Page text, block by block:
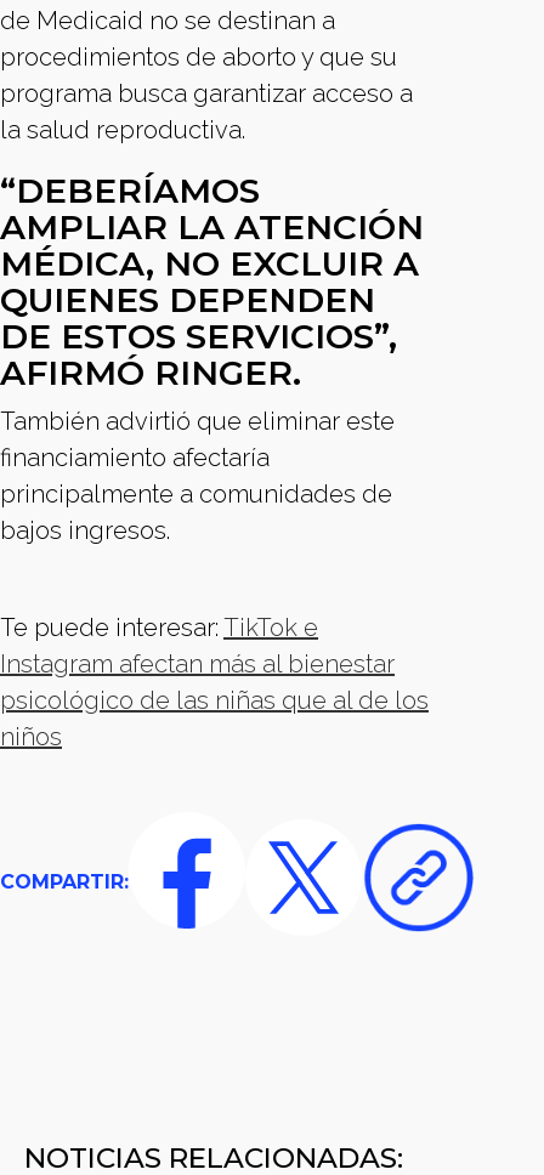
de Medicaid no se destinan a
procedimientos de aborto y que su
programa busca garantizar acceso a
la salud reproductiva.
“DEBERÍAMOS
AMPLIAR LA ATENCIÓN
MÉDICA, NO EXCLUIR A
QUIENES DEPENDEN
DE ESTOS SERVICIOS”,
AFIRMÓ RINGER.
También advirtió que eliminar este
financiamiento afectaría
principalmente a comunidades de
bajos ingresos.
Te puede interesar: TikTok e
Instagram afectan más al bienestar
psicológico de las niñas que al de los
niños
COMPARTIR:
NOTICIAS RELACIONADAS: